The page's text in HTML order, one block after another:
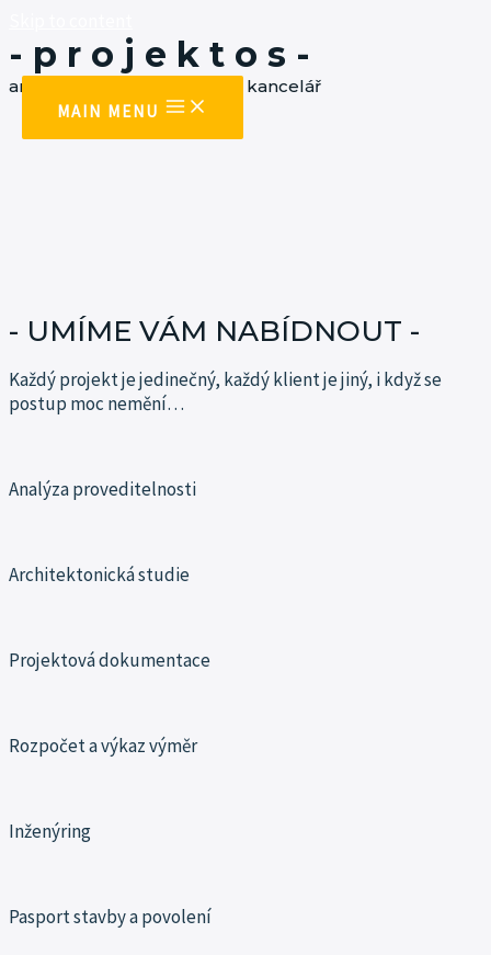
MAIN MENU
- p r o j e k t o s -
architektonická a projekční kancelář
- UMÍME VÁM NABÍDNOUT -
Každý projekt je jedinečný, každý klient je jiný, i když se
postup moc nemění…
Analýza proveditelnosti
Architektonická studie
Projektová dokumentace
Rozpočet a výkaz výměr
Inženýring
Pasport stavby a povolení